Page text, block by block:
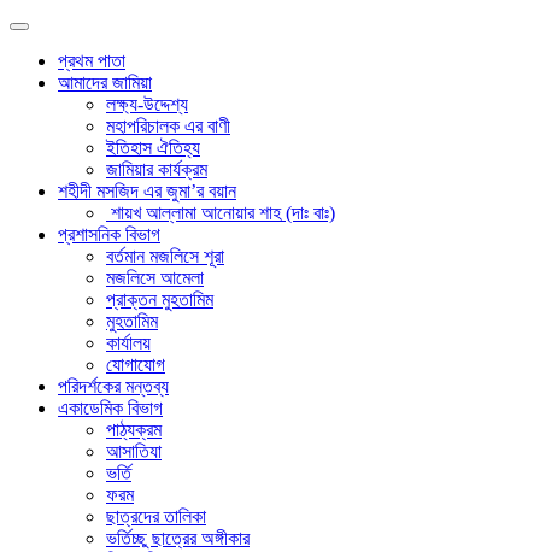
প্রথম পাতা
আমাদের জামিয়া
লক্ষ্য-উদ্দেশ্য
মহাপরিচালক এর বাণী
ইতিহাস ঐতিহ্য
জামিয়ার কার্যক্রম
শহীদী মসজিদ এর জুমা’র বয়ান
শায়খ আল্লামা আনোয়ার শাহ (দাঃ বাঃ)
প্রশাসনিক বিভাগ
বর্তমান মজলিসে শূরা
মজলিসে আমেলা
প্রাক্তন মুহতামিম
মুহতামিম
কার্যালয়
যোগাযোগ
পরিদর্শকের মন্তব্য
একাডেমিক বিভাগ
পাঠ্যক্রম
আসাতিযা
ভর্তি
ফরম
ছাত্রদের তালিকা
ভর্তিচ্ছু ছাত্রের অঙ্গীকার